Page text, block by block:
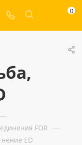
0
—
FOR —
ED